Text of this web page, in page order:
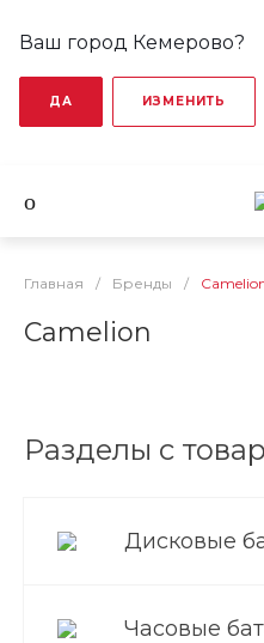
Ваш город Кемерово?
ДА ИЗМЕНИТЬ
Главная / Бренды /
Camelion
Разделы с
Дисковые
Часовые